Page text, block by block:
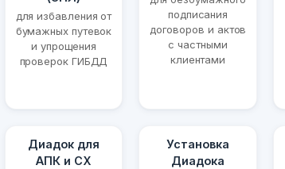
для избавления от
бумажных путевок
и упрощения
проверок ГИБДД
подписания
договоров и актов
с частными
клиентами
Диадок для
АПК и СХ
Установка
Диадока